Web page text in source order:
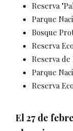
Reserva
Parque
Bosque
Reserva
Reserva
Parque
Reserva
El 27 de